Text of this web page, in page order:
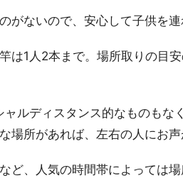
がないので、安心して子供を連
は1人2本まで。場所取りの目
ャルディスタンス的なものも
場所があれば、左右の人にお
ど、人気の時間帯によっては